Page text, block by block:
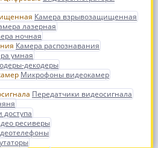
Камера взрывозащищенная
лазерная
ночная
Камера распознавания
умная
декодеры
Микрофоны видеокамер
Передатчики видеосигнала
доступа
ресиверы